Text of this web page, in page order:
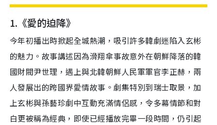
1.《愛的迫降》
今年初播出時掀起全城熱潮， 吸引許多韓劇迷陷入玄彬
的魅力。故事講述因為滑翔傘事故意外在朝鮮降落的韓
國財閥尹世理，遇上與北韓朝鮮人民軍軍官李正赫，兩
人發展出的跨國界愛情故事。劇集特別到瑞士取景 ，加
上玄彬與孫藝珍劇中互動充滿情侶感，令多幕情節和對
白更被稱為經典，即使已經播放完畢一段時間，仍引起